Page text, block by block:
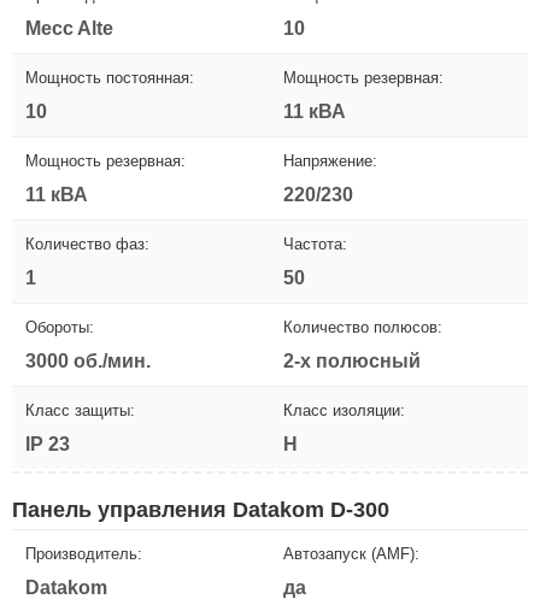
Mecc Alte 10
Мощность постоянная:
10
Мощность резервная:
11 кВА
Мощность резервная:
11 кВА
Напряжение:
220/230
Количество фаз:
1
Частота:
50
Обороты:
3000 об./мин.
Количество полюсов:
2-х полюсный
Класс защиты:
IP 23
Класс изоляции:
H
Панель управления Datakom D-300
Производитель:
Datakom
Автозапуск (AMF):
да